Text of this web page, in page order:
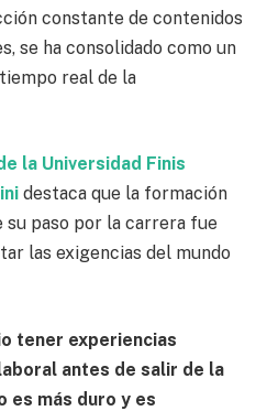
constante de contenidos
se ha consolidado como un
real de la
la Universidad Finis
destaca que la formación
paso por la carrera fue
las exigencias del mundo
tener experiencias
antes de salir de la
es más duro y es